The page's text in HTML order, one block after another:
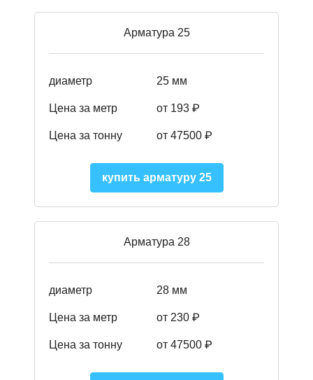
Арматура 25
диаметр 25 мм
Цена за метр от 193 ₽
Цена за тонну от 47500 ₽
купить арматуру 25
Арматура 28
диаметр 28 мм
Цена за метр от 230 ₽
Цена за тонну от 47500 ₽